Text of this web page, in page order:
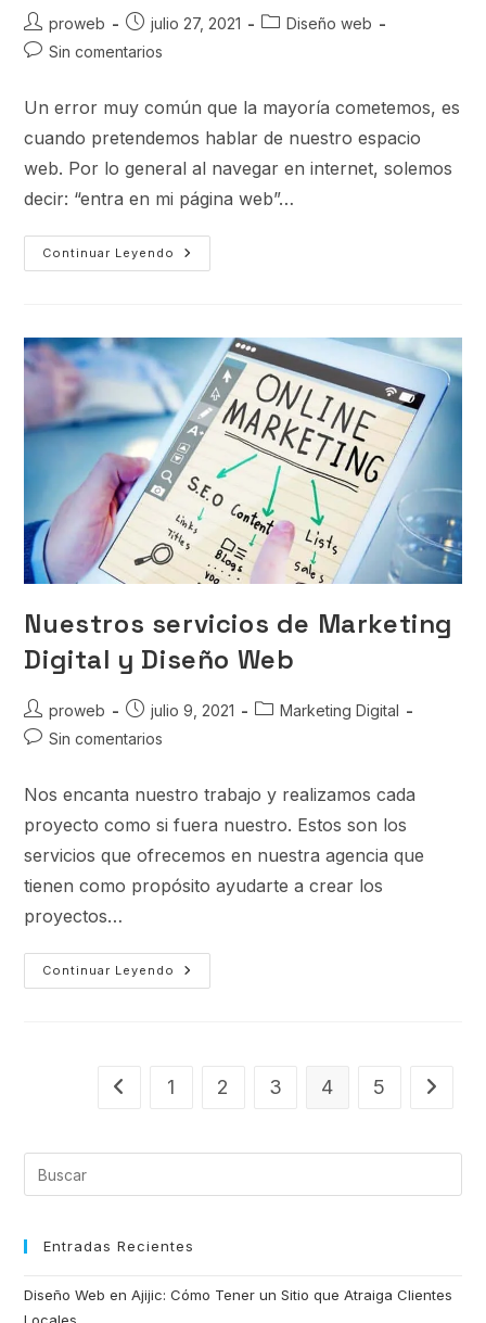
proweb julio 27, 2021
Diseño web
Sin comentarios
Un error muy común que la mayoría cometemos, es
cuando pretendemos hablar de nuestro espacio
web. Por lo general al navegar en internet, solemos
decir: “entra en mi página web”…
Continuar Leyendo
Nuestros servicios de Marketing
Digital y Diseño Web
proweb julio 9, 2021
Marketing Digital
Sin comentarios
Nos encanta nuestro trabajo y realizamos cada
proyecto como si fuera nuestro. Estos son los
servicios que ofrecemos en nuestra agencia que
tienen como propósito ayudarte a crear los
proyectos…
Continuar Leyendo
1 2 3 4 5
Entradas Recientes
Diseño Web en Ajijic: Cómo Tener un Sitio que Atraiga Clientes